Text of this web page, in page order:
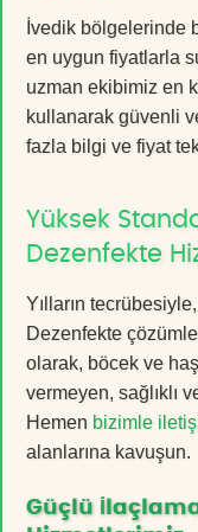
İvedik bölgelerinde
en uygun fiyatlarla
uzman ekibimiz en
kullanarak güvenli
fazla bilgi ve fiyat
Yüksek
Dezenfekte
Yılların
Dezenfekte
olarak, böcek ve
vermeyen, sağlıklı
Hemen bizimle
alanlarına kavuşun.
Güçlü